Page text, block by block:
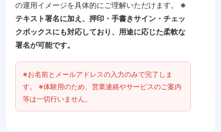
の運用イメージを具体的にご理解いただけます。 ※
テキスト署名に加え、押印・手書きサイン・チェッ
クボックスにも対応しており、用途に応じた柔軟な
署名が可能です。
※お名前とメールアドレスの入力のみで完了しま
す。 ※体験用のため、営業連絡やサービスのご案内
等は一切行いません。